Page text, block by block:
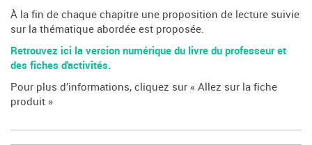
À la fin de chaque chapitre une proposition de lecture suivie
sur la thématique abordée est proposée.
Retrouvez ici la version numérique du livre du professeur et
des fiches d'activités.
Pour plus d’informations, cliquez sur « Allez sur la fiche
produit »